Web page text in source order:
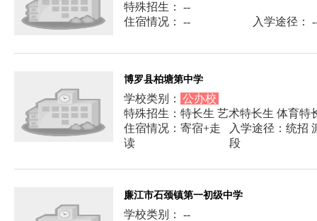
特殊招生： --
住宿情况： --
入学途径：
博罗县柏塘第中学
学校类别： 公办校
特殊招生：特长生 艺术特长生 体育特
住宿情况：寄宿+走
读
入学途径：统招
段
廉江市石颈镇第一初级中学
学校类别： --